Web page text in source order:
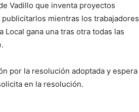
Vadillo que inventa proyectos
mientras los trabajadores
gana una tras otra todas las
por la resolución adoptada y espera
en la resolución.